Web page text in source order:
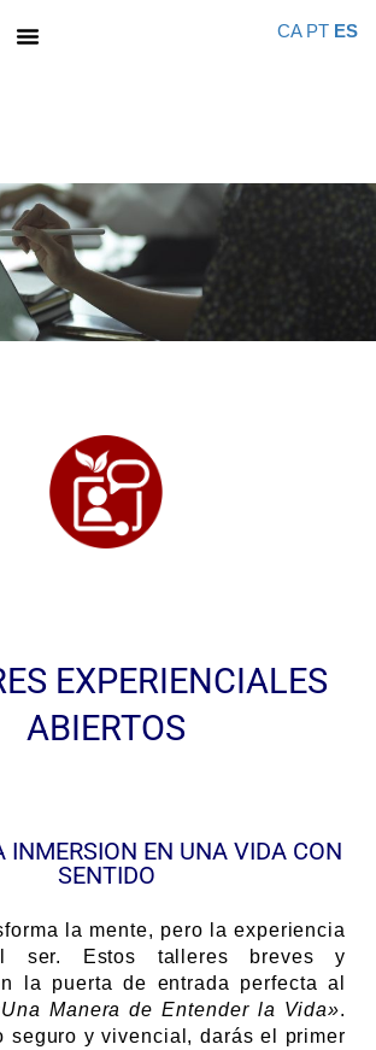
EXPERIENCIALES
ABIERTOS
INMERSION EN UNA VIDA CON
SENTIDO
la mente, pero la experiencia
ser. Estos talleres breves y
la puerta de entrada perfecta al
Manera de Entender la Vida».
seguro y vivencial, darás el primer
CA PT ES